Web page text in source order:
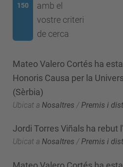
150
amb el
vostre criteri
de cerca
Mateo Valero Cortés ha
Honoris Causa per la
(Sèrbia)
Ubicat a Nosaltres / Premis i
Jordi Torres Viñals ha rebut
Ubicat a Nosaltres /Premis i